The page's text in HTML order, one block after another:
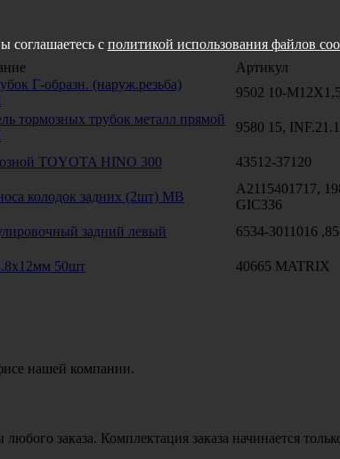
Артикул
Г-образн. (наруж.резьба)
9502 10-M12X1,5
тормозных трубок металл прямой
9580 15,
TOYOTA HINO 300 43512-37120
колодок задних (2шт) MB
A2115401717,
GIC336
задний левый 6534-3011016
50шт 40665 MATRIX
нашей компании.
заказа. Комплектация заказа начинается
соглашаетесь с политикой использования файлов